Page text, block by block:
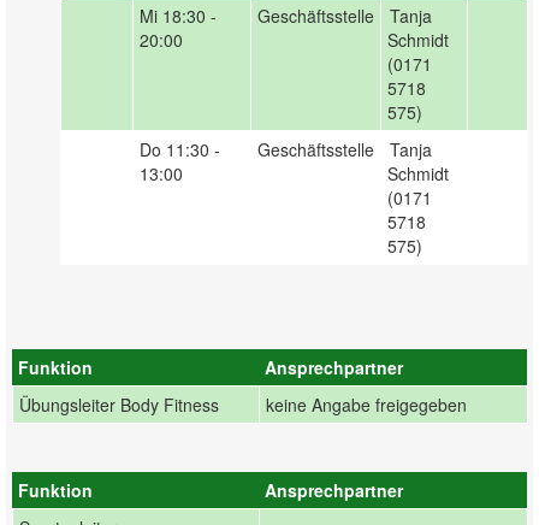
Mi 18:30 -
20:00
Geschäftsstelle
Tanja
Schmidt
(0171
5718
575)
Do 11:30 -
13:00
Geschäftsstelle
Tanja
Schmidt
(0171
5718
575)
Funktion
Ansprechpartner
Übungsleiter Body Fitness
keine Angabe freigegeben
Funktion
Ansprechpartner